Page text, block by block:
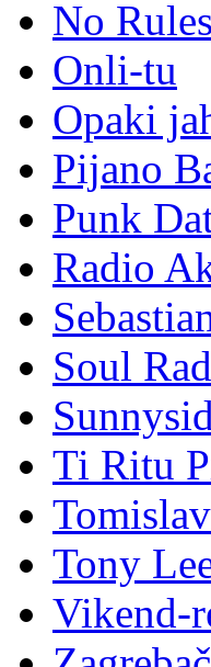
No Rules
Onli-tu
Opaki
Pijano
Punk
Radio
Soul
Ti Ritu
Tony
Vikend-